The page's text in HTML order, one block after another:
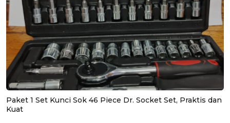
Paket 1 Set Kunci Sok 46 Piece Dr. Socket Set, Praktis dan
Kuat